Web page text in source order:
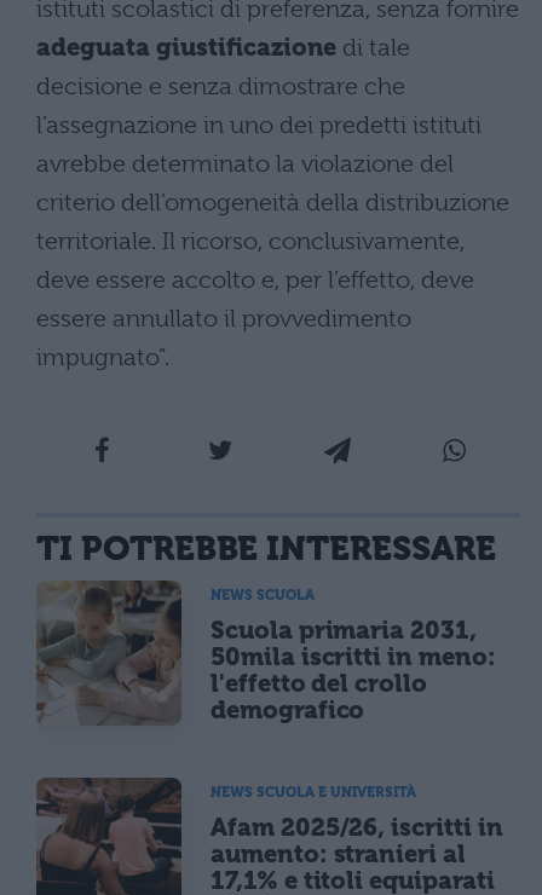
istituti scolastici di preferenza, senza fornire
adeguata giustificazione di tale
decisione e senza dimostrare che
l’assegnazione in uno dei predetti istituti
avrebbe determinato la violazione del
criterio dell’omogeneità della distribuzione
territoriale. Il ricorso, conclusivamente,
deve essere accolto e, per l’effetto, deve
essere annullato il provvedimento
impugnato”.
TI POTREBBE INTERESSARE
NEWS SCUOLA
Scuola primaria 2031,
50mila iscritti in meno:
l'effetto del crollo
demografico
NEWS SCUOLA E UNIVERSITÀ
Afam 2025/26, iscritti in
aumento: stranieri al
17,1% e titoli equiparati